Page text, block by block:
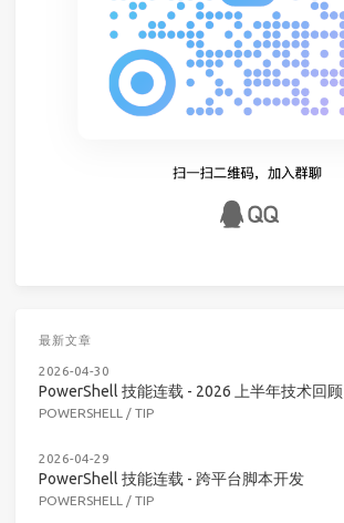
最新文章
2026-04-30
PowerShell 技能连载 - 2026 上半年技术回顾
POWERSHELL / TIP
2026-04-29
PowerShell 技能连载 - 跨平台脚本开发
POWERSHELL / TIP